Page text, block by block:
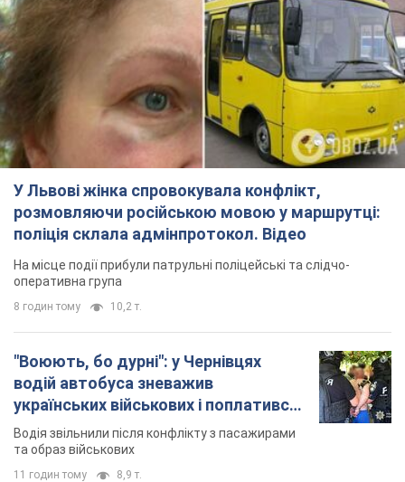
У Львові жінка спровокувала конфлікт,
розмовляючи російською мовою у маршрутці:
поліція склала адмінпротокол. Відео
На місце події прибули патрульні поліцейські та слідчо-
оперативна група
8 годин тому 10,2 т.
"Воюють, бо дурні": у Чернівцях
водій автобуса зневажив
українських військових і поплатився.
Відео
Водія звільнили після конфлікту з пасажирами
та образ військових
11 годин тому 8,9 т.